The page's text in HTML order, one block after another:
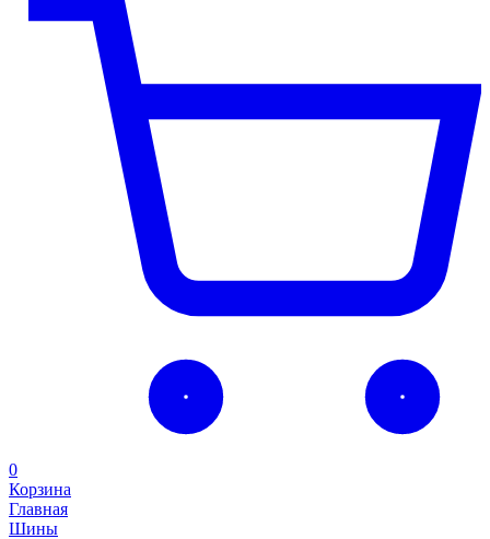
0
Корзина
Главная
Шины